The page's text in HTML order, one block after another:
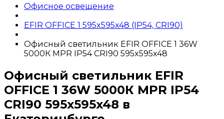
Офисное освещение
EFIR OFFICE 1 595x595x48 (IP54, CRI90)
Офисный светильник EFIR OFFICE 1 36W
5000К MPR IP54 CRI90 595x595x48
Офисный светильник EFIR
OFFICE 1 36W 5000К MPR IP54
CRI90 595x595x48 в